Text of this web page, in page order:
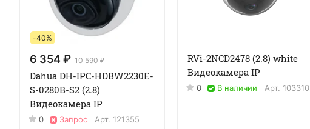
-40%
6 354 ₽ 10 590 ₽
Dahua DH-IPC-HDBW2230E-
S-0280B-S2 (2.8)
Видеокамера IP
0 Запрос Арт. 121355
RVi-2NCD2478 (2.8) white
Видеокамера IP
0 В наличии Арт. 103310